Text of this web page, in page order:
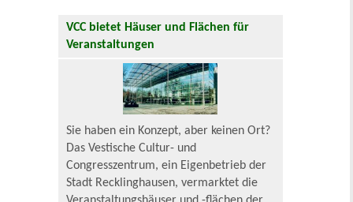
VCC bietet Häuser und Flächen für
Veranstaltungen
Sie haben ein Konzept, aber keinen Ort?
Das Vestische Cultur- und
Congresszentrum, ein Eigenbetrieb der
Stadt Recklinghausen, vermarktet die